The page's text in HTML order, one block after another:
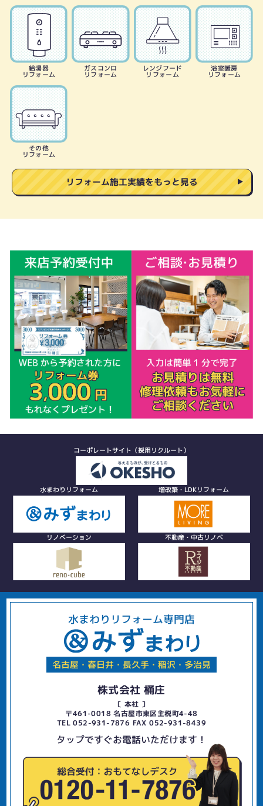
給湯器
リフォーム
ガスコンロ
リフォーム
レンジフード
リフォーム
浴室暖房
リフォーム
その他
リフォーム
リフォーム施工実績をもっと見る
コーポレートサイト（採用リクルート）
水まわりリフォーム 増改築・LDKリフォーム
リノベーション 不動産・中古リノベ
水まわりリフォーム専門店
名古屋・春日井・長久手・稲沢・多治見
株式会社 桶庄
〔 本社 〕
〒461-0018 名古屋市東区主税町4-48
TEL 052-931-7876 FAX 052-931-8439
タップですぐお電話いただけます！